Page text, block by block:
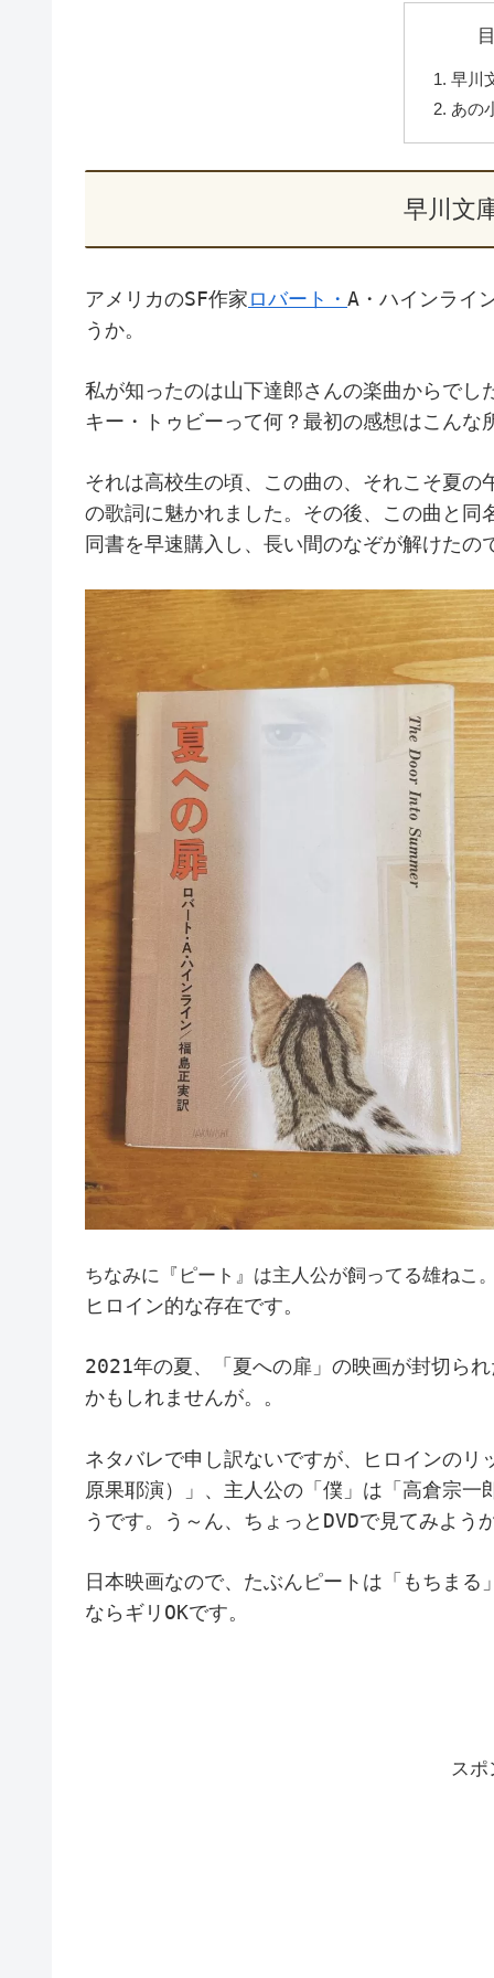
早川
あの
早川文
アメリカのSF作家ロバート・ A ・ハインライ
うか。
私が知ったのは山下達郎さんの楽曲からでし
キー・トゥビーって何？最初の感想はこんな
それは高校生の頃、この曲の、それこそ夏
の歌詞に魅かれました。その後、この曲と同
同書を早速購入し、長い間のなぞが解けたの
ちなみに『ピート』は主人公が飼ってる雄ねこ
ヒロイン的な存在です。
2021年の夏、「夏への扉」の映画が封切ら
かもしれませんが。。
ネタバレで申し訳ないですが、ヒロインのリ
原果耶演）」、主人公の「僕」は「高倉宗
うです。う～ん、ちょっとDVDで見てみようか
日本映画なので、たぶんピートは「もちま
ならギリOKです。
スポ